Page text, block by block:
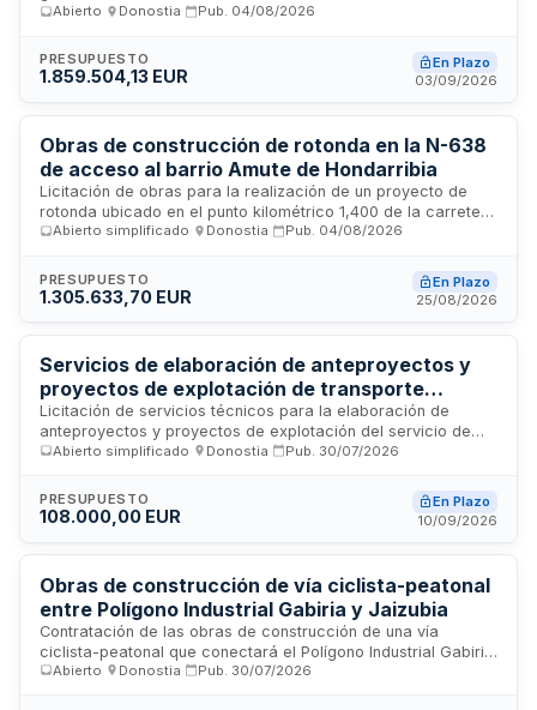
Extinción de Incendios y Salvamento. El contrato requiere que
un volumen anual de negocios mínimo de dos millones
setecientos cincuenta mil euros en el año de mayor volumen
mediante la relación de principales suministros de igual o
similar naturaleza realizados en ese período, con un importe
anual acumulado mínimo de un millón trescientos mil euros.
Abierto Donostia Pub. 04/08/2026
PRESUPUESTO
1.859.504,13 EUR
En Plazo
03/09/2026
Obras de construcción de rotonda en la N-638
de acceso al barrio Amute de Hondarribia
Licitación de obras para la realización de un proyecto de
rotonda ubicado en el punto kilométrico 1,400 de la carretera
N-638, en el acceso al barrio Amute del municipio de
de la infraestructura vial diseñada para mejorar la
circulación y seguridad en la zona. El organismo licita la
implementar esta solución de tráfico.
Abierto simplificado Donostia Pub. 04/08/2026
PRESUPUESTO
1.305.633,70 EUR
En Plazo
25/08/2026
Servicios de elaboración de anteproyectos y
proyectos de explotación de transporte
público en Urola Kosta, Debabarrena y Urola
Erdia
Licitación de servicios técnicos para la elaboración de
anteproyectos y proyectos de explotación del servicio de
transporte público de autobús en tres ámbitos funcionales:
desarrollar documentación técnica completa incluyendo
diagnóstico inicial, análisis de alternativas de ordenación del
durante el trámite de información pública y resolución de
alegaciones. El trabajo requiere análisis de demanda, oferta
existente, cobertura territorial, accesibilidad, coordinación
modal, parámetros económicos y propuestas de mejora
diferenciadas para cada ámbito funcional.
Abierto simplificado Donostia Pub. 30/07/2026
PRESUPUESTO
108.000,00 EUR
En Plazo
10/09/2026
Obras de construcción de vía ciclista-peatonal
entre Polígono Industrial Gabiria y Jaizubia
Contratación de las obras de construcción de una vía
ciclista-peatonal que conectará el Polígono Industrial Gabiria
con Jaizubia, correspondiente al tramo 01 003F del itinerario
Abierto Donostia Pub. 30/07/2026